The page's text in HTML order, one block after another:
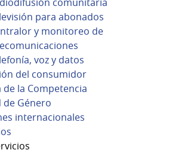
para abonados
y monitoreo de
voz y datos
del consumidor
de la Competencia
de Género
internacionales